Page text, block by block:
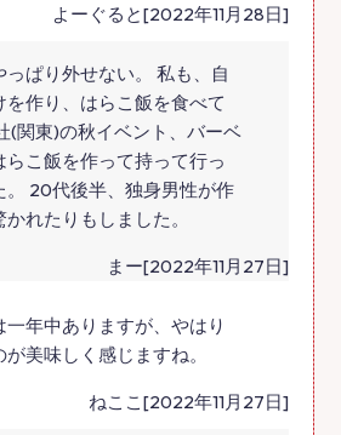
よーぐると[2022年11月28日]
っぱり外せない。 私も、自
作り、はらこ飯を食べて
(関東)の秋イベント、バーベ
らこ飯を作って持って行っ
。 20代後半、独身男性が作
れたりもしました。
まー[2022年11月27日]
年中ありますが、やはり
美味しく感じますね。
ねここ[2022年11月27日]